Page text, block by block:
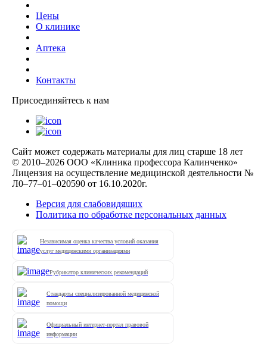
Цены
О клинике
Аптека
Контакты
Присоединяйтесь к нам
Сайт может содержать материалы для лиц старше 18 лет
© 2010–2026 ООО «Клиника профессора Калинченко»
Лицензия на осуществление медицинской деятельности №
Л0–77–01–020590 от 16.10.2020г.
Версия для слабовидящих
Политика по обработке персональных данных
Независимая оценка качества условий оказания
услуг медицинскими организациями
Рубрикатор клинических рекомендаций
Стандарты специализированной медицинской
помощи
Официальный интернет-портал правовой
информации